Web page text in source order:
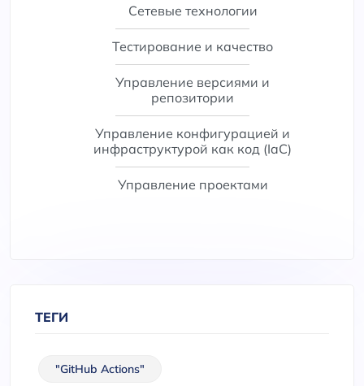
Сетевые технологии
Тестирование и качество
Управление версиями и
репозитории
Управление конфигурацией и
инфраструктурой как код (IaC)
Управление проектами
ТЕГИ
"GitHub Actions"